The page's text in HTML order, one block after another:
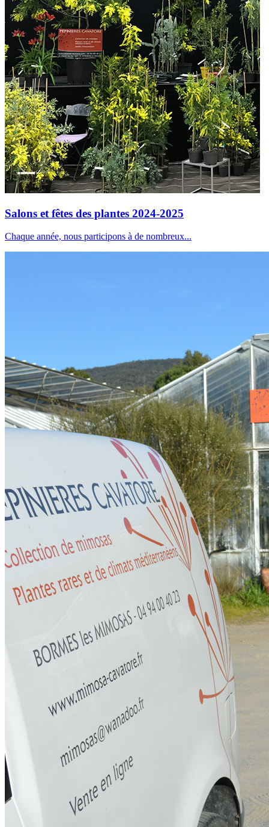
Salons et fêtes des plantes 2024-2025
Chaque année, nous participons à de nombreux...